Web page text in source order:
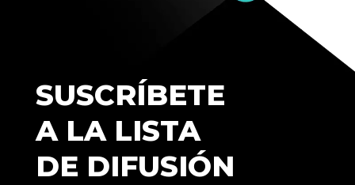
SUSCRÍBETE
A LA LISTA
DE DIFUSIÓN